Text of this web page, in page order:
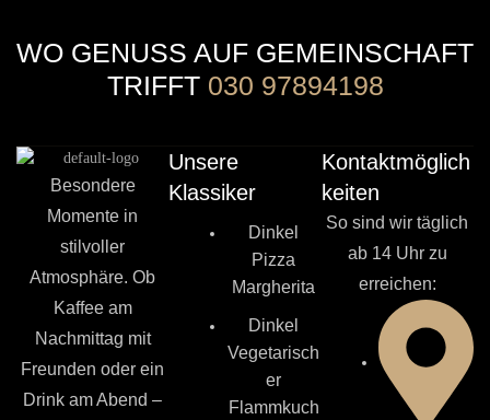
WO GENUSS AUF GEMEINSCHAFT
TRIFFT 030 97894198
Besondere
Momente in
stilvoller
Atmosphäre. Ob
Kaffee am
Nachmittag mit
Freunden oder ein
Drink am Abend –
Unsere
Klassiker
Dinkel
Pizza
Margherita
Dinkel
Vegetarisch
er
Flammkuch
Kontaktmöglich
keiten
So sind wir täglich
ab 14 Uhr zu
erreichen: